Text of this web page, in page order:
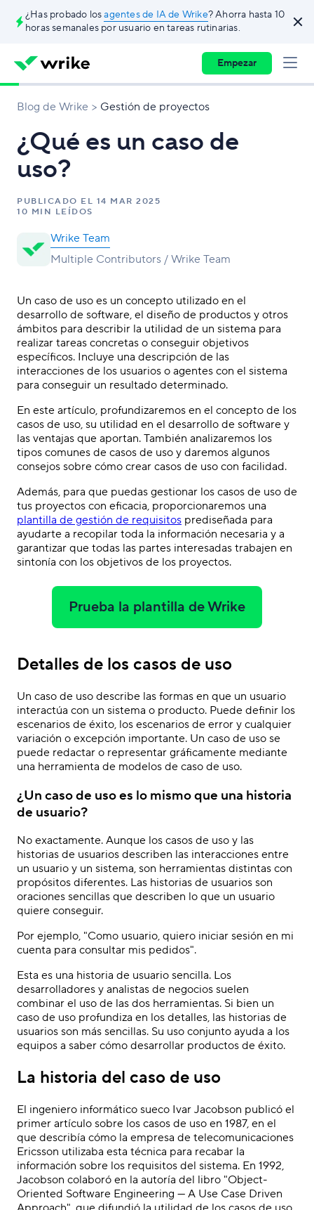
¿Has probado losagentes de IA de Wrike? Ahorra hasta 10
horas semanales por usuario en tareas rutinarias.
Empezar
Blog de Wrike Gestión de proyectos
¿Qué es un caso de
uso?
PUBLICADO EL 14 MAR 2025
10 MIN LEÍDOS
Wrike Team
Multiple Contributors / Wrike Team
Un caso de uso es un concepto utilizado en el
desarrollo de software, el diseño de productos y otros
ámbitos para describir la utilidad de un sistema para
realizar tareas concretas o conseguir objetivos
específicos. Incluye una descripción de las
interacciones de los usuarios o agentes con el sistema
para conseguir un resultado determinado.
En este artículo, profundizaremos en el concepto de los
casos de uso, su utilidad en el desarrollo de software y
las ventajas que aportan. También analizaremos los
tipos comunes de casos de uso y daremos algunos
consejos sobre cómo crear casos de uso con facilidad.
Además, para que puedas gestionar los casos de uso de
tus proyectos con eficacia, proporcionaremos una
plantilla de gestión de requisitos prediseñada para
ayudarte a recopilar toda la información necesaria y a
garantizar que todas las partes interesadas trabajen en
sintonía con los objetivos de los proyectos.
Prueba la plantilla de Wrike
Detalles de los casos de uso
Un caso de uso describe las formas en que un usuario
interactúa con un sistema o producto. Puede definir los
escenarios de éxito, los escenarios de error y cualquier
variación o excepción importante. Un caso de uso se
puede redactar o representar gráficamente mediante
una herramienta de modelos de caso de uso.
¿Un caso de uso es lo mismo que una historia
de usuario?
No exactamente. Aunque los casos de uso y las
historias de usuarios describen las interacciones entre
un usuario y un sistema, son herramientas distintas con
propósitos diferentes. Las historias de usuarios son
oraciones sencillas que describen lo que un usuario
quiere conseguir.
Por ejemplo, "Como usuario, quiero iniciar sesión en mi
cuenta para consultar mis pedidos".
Esta es una historia de usuario sencilla. Los
desarrolladores y analistas de negocios suelen
combinar el uso de las dos herramientas. Si bien un
caso de uso profundiza en los detalles, las historias de
usuarios son más sencillas. Su uso conjunto ayuda a los
equipos a saber cómo desarrollar productos de éxito.
La historia del caso de uso
El ingeniero informático sueco Ivar Jacobson publicó el
primer artículo sobre los casos de uso en 1987, en el
que describía cómo la empresa de telecomunicaciones
Ericsson utilizaba esta técnica para recabar la
información sobre los requisitos del sistema. En 1992,
Jacobson colaboró en la autoría del libro "Object-
Oriented Software Engineering — A Use Case Driven